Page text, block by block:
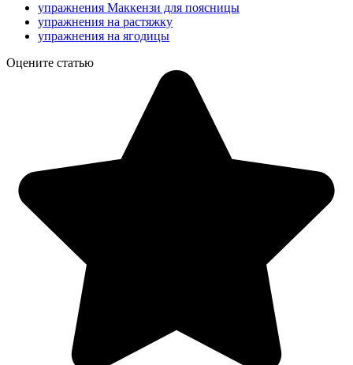
упражнения Маккензи для поясницы
упражнения на растяжку
упражнения на ягодицы
Оцените статью